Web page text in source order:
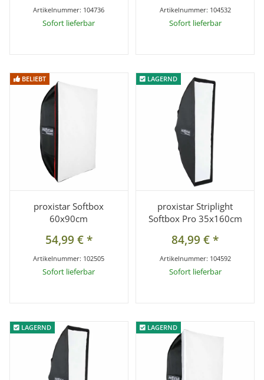
Artikelnummer: 104736
Sofort lieferbar
Artikelnummer: 104532
Sofort lieferbar
BELIEBT
BELIEBT
proxistar Softbox
60x90cm
54,99 €*
Artikelnummer: 102505
Sofort lieferbar
LAGERND
LAGERND
proxistar Striplight
Softbox Pro 35x160cm
84,99 €*
Artikelnummer: 104592
Sofort lieferbar
LAGERND
LAGERND LAGERND
LAGERND